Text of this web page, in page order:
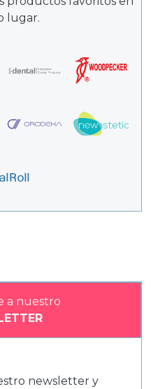
lugar.
a nuestro
newsletter y